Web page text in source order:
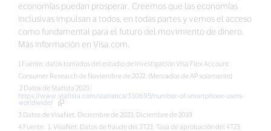
economías puedan prosperar. Creemos que las economías
inclusivas impulsan a todos, en todas partes y vemos el acceso
como fundamental para el futuro del movimiento de dinero.
Más información en Visa.com.
1 Fuente: datos tomados del estudio de investigación Visa Flex Account
Consumer Research de Noviembre de 2022. (Mercados de AP solamente)
2 Datos de Statista 2023:
https://www.statista.com/statistics/330695/number-of-smartphone-users-
worldwide/
3 Datos de VisaNet. Diciembre de 2023, Diciembre de 2019
4 Fuente: 1. VisaNet. Datos de fraude del 3T23. Tasa de aprobación del 4T23.